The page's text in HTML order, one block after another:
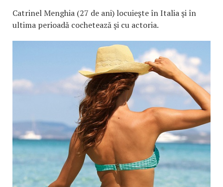
Catrinel Menghia (27 de ani) locuieşte în Italia şi în
ultima perioadă cochetează şi cu actoria.